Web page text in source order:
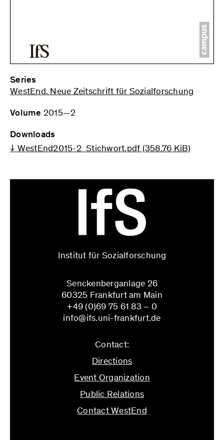
Series
WestEnd. Neue Zeitschrift für Sozialforschung
Volume 2015—2
Downloads
↓ WestEnd2015-2_Stichwort.pdf (358.76 KiB)
Institut für Sozialforschung
Senckenberganlage 26
60325 Frankfurt am Main
+49 (0)69 75 61 83 – 0
info@ifs.uni-frankfurt.de
Contact:
Directions
Event Organization
Public Relations
Contact WestEnd